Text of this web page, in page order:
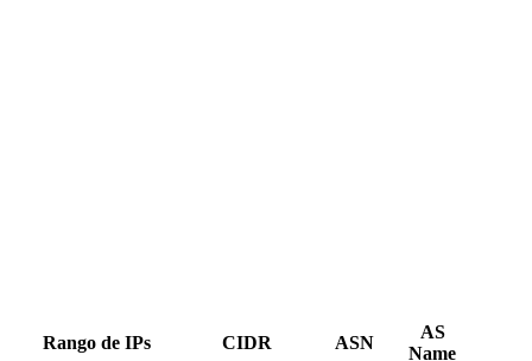
Rango de IPs CIDR ASN
AS
Name